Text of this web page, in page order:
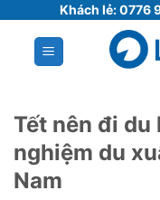
Khách lẻ:0776
Tết nên đi du
nghiệm du
Nam